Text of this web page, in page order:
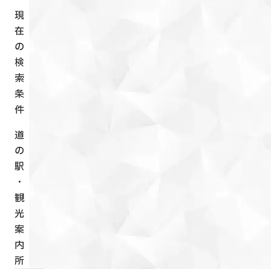
現
在
の
検
索
条
件
道
の
駅
・
観
光
案
内
所